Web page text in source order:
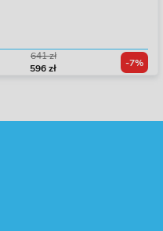
641 zł
596 zł
-7%